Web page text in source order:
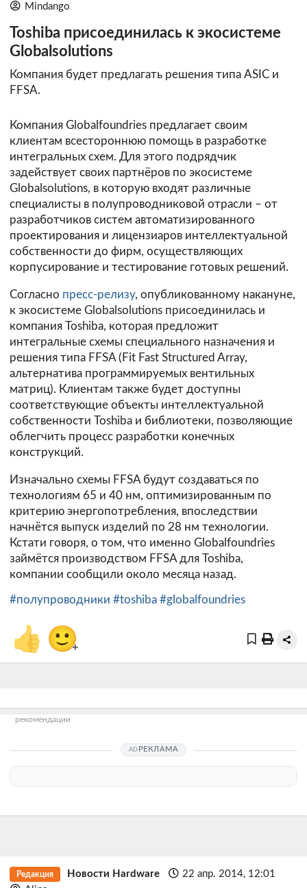
Mindango
Toshiba присоединилась к экосистеме
Globalsolutions
Компания будет предлагать решения типа ASIC и
FFSA.
Компания Globalfoundries предлагает своим
клиентам всестороннюю помощь в разработке
интегральных схем. Для этого подрядчик
задействует своих партнёров по экосистеме
Globalsolutions, в которую входят различные
специалисты в полупроводниковой отрасли – от
разработчиков систем автоматизированного
проектирования и лицензиаров интеллектуальной
собственности до фирм, осуществляющих
корпусирование и тестирование готовых решений.
Согласно пресс-релизу, опубликованному накануне,
к экосистеме Globalsolutions присоединилась и
компания Toshiba, которая предложит
интегральные схемы специального назначения и
решения типа FFSA ( Fit Fast Structured Array,
альтернатива программируемых вентильных
матриц). Клиентам также будет доступны
соответствующие объекты интеллектуальной
собственности Toshiba и библиотеки, позволяющие
облегчить процесс разработки конечных
конструкций.
Изначально схемы FFSA будут создаваться по
технологиям 65 и 40 нм, оптимизированным по
критерию энергопотребления, впоследствии
начнётся выпуск изделий по 28 нм технологии.
Кстати говоря, о том, что именно Globalfoundries
займётся производством FFSA для Toshiba,
компании сообщили около месяца назад.
#полупроводники #toshiba #globalfoundries
👍 🙂+
рекомендации
РЕКЛАМА
Редакция Новости Hardware
22 апр. 2014, 12:01